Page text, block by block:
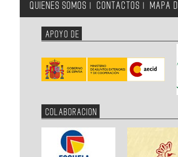
QUIENES SOMOS CONTACTOS MAPA
APOYO DE
COLABORACION